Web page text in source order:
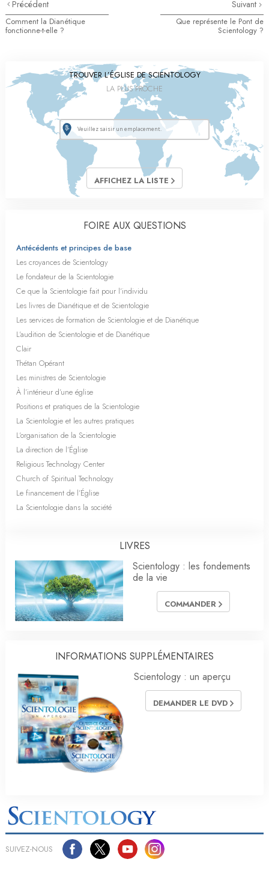
Précédent
Comment la Dianétique
fonctionne-t-elle ?
Suivant
Que représente le Pont de
Scientology ?
TROUVER L’ÉGLISE DE SCIENTOLOGY
LA PLUS PROCHE
AFFICHEZ LA LISTE
FOIRE AUX QUESTIONS
Antécédents et principes de base
Les croyances de Scientology
Le fondateur de la Scientologie
Ce que la Scientologie fait pour l’individu
Les livres de Dianétique et de Scientologie
Les services de formation de Scientologie et de Dianétique
L’audition de Scientologie et de Dianétique
Clair
Thétan Opérant
Les ministres de Scientologie
À l’intérieur d’une église
Positions et pratiques de la Scientologie
La Scientologie et les autres pratiques
L’organisation de la Scientologie
La direction de l’Église
Religious Technology Center
Church of Spiritual Technology
Le financement de l’Église
La Scientologie dans la société
LIVRES
Scientology : les fondements
de la vie
COMMANDER
INFORMATIONS SUPPLÉMENTAIRES
Scientology : un aperçu
DEMANDER LE DVD
SUIVEZ-NOUS